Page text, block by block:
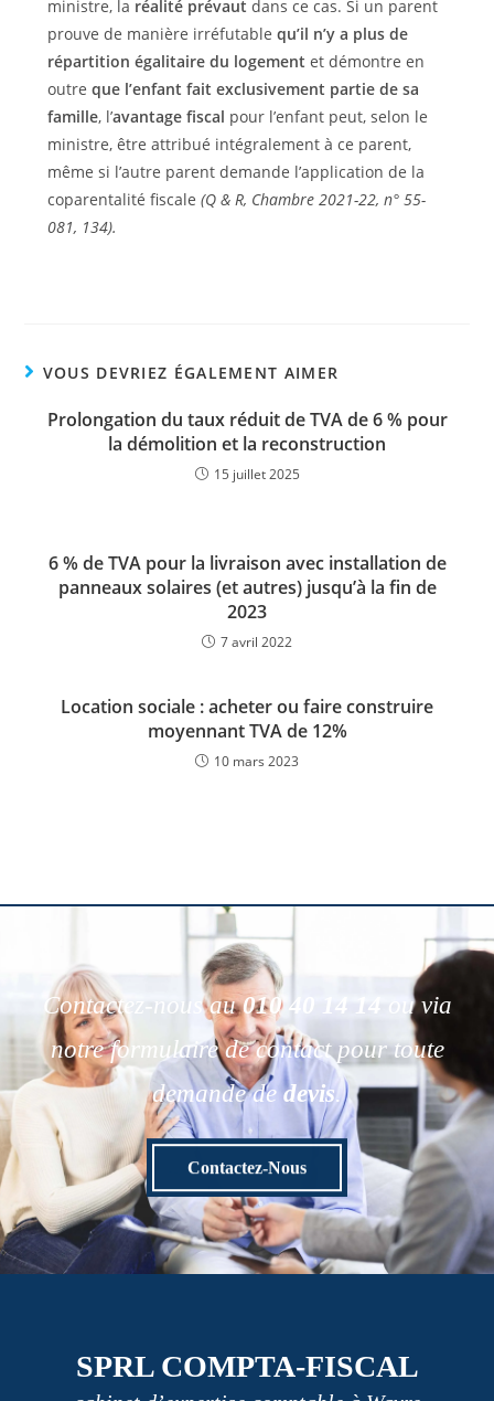
ministre, la réalité prévaut dans ce cas. Si un parent
prouve de manière irréfutable qu’il n’y a plus de
répartition égalitaire du logement et démontre en
outre que l’enfant fait exclusivement partie de sa
famille, l’avantage fiscal pour l’enfant peut, selon le
ministre, être attribué intégralement à ce parent,
même si l’autre parent demande l’application de la
coparentalité fiscale (Q & R, Chambre 2021-22, n° 55-
081, 134).
VOUS DEVRIEZ ÉGALEMENT AIMER
Prolongation du taux réduit de TVA de 6 % pour
la démolition et la reconstruction
15 juillet 2025
6 % de TVA pour la livraison avec installation de
panneaux solaires (et autres) jusqu’à la fin de
2023
7 avril 2022
Location sociale : acheter ou faire construire
moyennant TVA de 12%
10 mars 2023
Contactez-nous au010 40 14 14
ou via
notre formulaire de contact pour toute
demande de devis.
Contactez-Nous
SPRL COMPTA-FISCAL